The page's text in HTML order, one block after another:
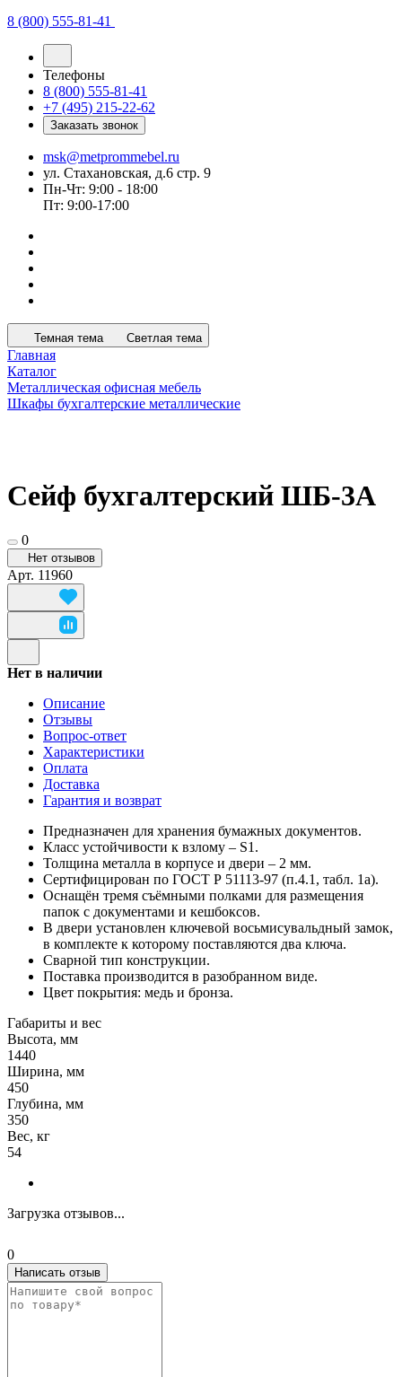
8 (800) 555-81-41
Телефоны
8 (800) 555-81-41
+7 (495) 215-22-62
Заказать звонок
msk@metprommebel.ru
ул. Стахановская, д.6 стр. 9
Пн-Чт: 9:00 - 18:00
Пт: 9:00-17:00
Темная тема Светлая тема
Главная
Каталог
Металлическая офисная мебель
Шкафы бухгалтерские металлические
Сейф бухгалтерский ШБ-3А
0
Нет отзывов
Арт. 11960
Нет в наличии
Описание
Отзывы
Вопрос-ответ
Характеристики
Оплата
Доставка
Гарантия и возврат
Предназначен для хранения бумажных документов.
Класс устойчивости к взлому – S1.
Толщина металла в корпусе и двери – 2 мм.
Сертифицирован по ГОСТ Р 51113-97 (п.4.1, табл. 1а).
Оснащён тремя съёмными полками для размещения
папок с документами и кешбоксов.
В двери установлен ключевой восьмисувальдный замок,
в комплекте к которому поставляются два ключа.
Сварной тип конструкции.
Поставка производится в разобранном виде.
Цвет покрытия: медь и бронза.
Габариты и вес
Высота, мм
1440
Ширина, мм
450
Глубина, мм
350
Вес, кг
54
Загрузка отзывов...
0
Написать отзыв